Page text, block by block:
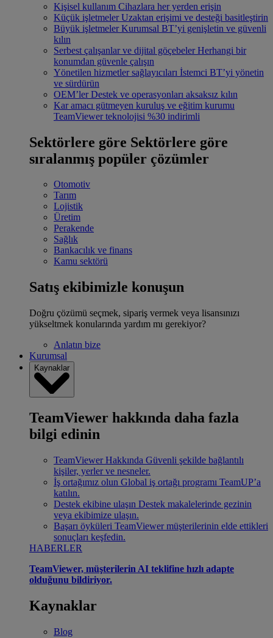
Kişisel kullanım Cihazlara her yerden erişin
Küçük işletmeler Uzaktan erişimi ve desteği basitleştirin
Büyük işletmeler Kurumsal BT’yi genişletin ve güvenli
kılın
Serbest çalışanlar ve dijital göçebeler Herhangi bir
konumdan güvenle çalışın
Yönetilen hizmetler sağlayıcıları İstemci BT’yi yönetin
ve sürdürün
OEM’ler Destek ve operasyonları aksaksız kılın
Kar amacı gütmeyen kuruluş ve eğitim kurumu
TeamViewer teknolojisi %30 indirimli
Sektörlere göre Sektörlere göre
sıralanmış popüler çözümler
Otomotiv
Tarım
Lojistik
Üretim
Perakende
Sağlık
Bankacılık ve finans
Kamu sektörü
Satış ekibimizle konuşun
Doğru çözümü seçmek, sipariş vermek veya lisansınızı
yükseltmek konularında yardım mı gerekiyor?
Anlatın bize
Kurumsal
Kaynaklar
TeamViewer hakkında daha fazla
bilgi edinin
TeamViewer Hakkında Güvenli şekilde bağlantılı
kişiler, yerler ve nesneler.
İş ortağımız olun Global iş ortağı programı TeamUP’a
katılın.
Destek ekibine ulaşın Destek makalelerinde gezinin
veya ekibimize ulaşın.
Başarı öyküleri TeamViewer müşterilerinin elde ettikleri
sonuçları keşfedin.
HABERLER
TeamViewer, müşterilerin AI teklifine hızlı adapte
olduğunu bildiriyor.
Kaynaklar
Blog